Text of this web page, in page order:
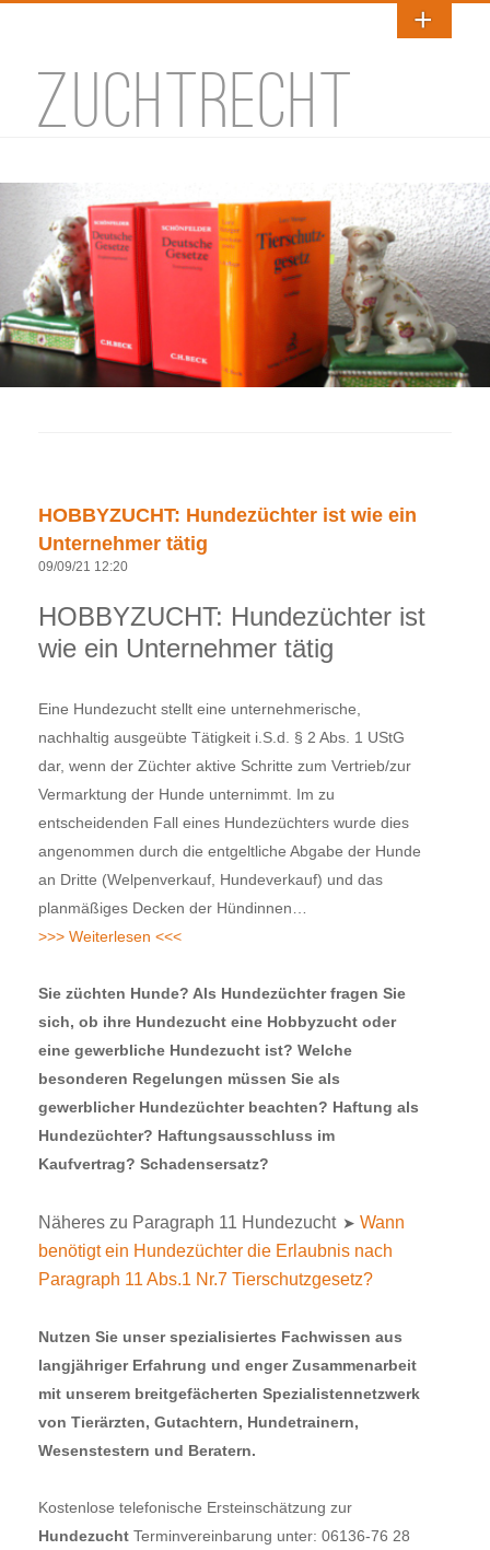
ZUCHTRECHT
HOBBYZUCHT: Hundezüchter ist wie ein
Unternehmer tätig
09/09/21 12:20
HOBBYZUCHT: Hundezüchter ist
wie ein Unternehmer tätig
Eine Hundezucht stellt eine unternehmerische,
nachhaltig ausgeübte Tätigkeit i.S.d. § 2 Abs. 1 UStG
dar, wenn der Züchter aktive Schritte zum Vertrieb/zur
Vermarktung der Hunde unternimmt. Im zu
entscheidenden Fall eines Hundezüchters wurde dies
angenommen durch die entgeltliche Abgabe der Hunde
an Dritte (Welpenverkauf, Hundeverkauf) und das
planmäßiges Decken der Hündinnen…
>>> Weiterlesen <<<
Sie züchten Hunde? Als Hundezüchter fragen Sie
sich, ob ihre Hundezucht eine Hobbyzucht oder
eine gewerbliche Hundezucht ist? Welche
besonderen Regelungen müssen Sie als
gewerblicher Hundezüchter beachten? Haftung als
Hundezüchter? Haftungsausschluss im
Kaufvertrag? Schadensersatz?
Näheres zu Paragraph 11 Hundezucht ➤ Wann
benötigt ein Hundezüchter die Erlaubnis nach
Paragraph 11 Abs.1 Nr.7 Tierschutzgesetz?
Nutzen Sie unser spezialisiertes Fachwissen aus
langjähriger Erfahrung und enger Zusammenarbeit
mit unserem breitgefächerten Spezialistennetzwerk
von Tierärzten, Gutachtern, Hundetrainern,
Wesenstestern und Beratern.
Kostenlose telefonische Ersteinschätzung zur
Hundezucht Terminvereinbarung unter: 06136-76 28